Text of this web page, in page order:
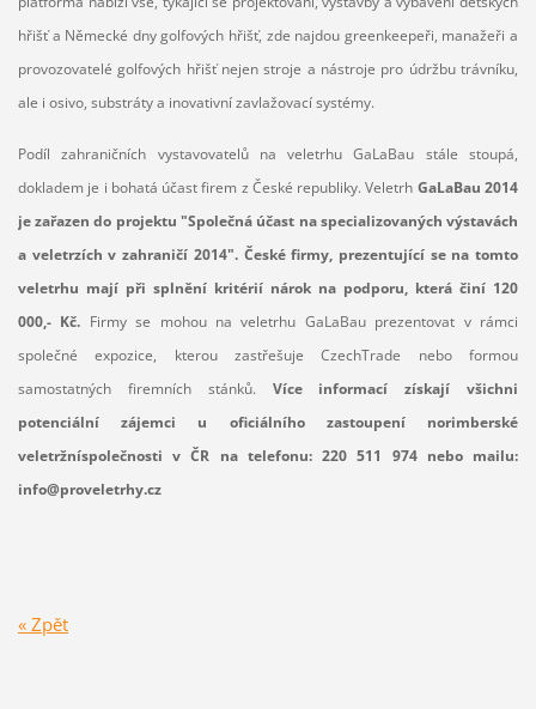
hřišť a Německé dny golfových hřišť, zde najdou greenkeepeři, manažeři a
provozovatelé golfových hřišť nejen stroje a nástroje pro údržbu trávníku,
ale i osivo, substráty a inovativní zavlažovací systémy.
Podíl zahraničních vystavovatelů na veletrhu GaLaBau stále stoupá,
dokladem je i bohatá účast firem z České republiky. Veletrh GaLaBau 2014
je zařazen do projektu "Společná účast na specializovaných výstavách
a veletrzích v zahraničí 2014". České firmy, prezentující se na tomto
veletrhu mají při splnění kritérií nárok na podporu, která činí 120
000,- Kč. Firmy se mohou na veletrhu GaLaBau prezentovat v rámci
společné expozice, kterou zastřešuje CzechTrade nebo formou
samostatných firemních stánků. Více informací získají všichni
potenciální zájemci u oficiálního zastoupení norimberské
veletržníspolečnosti v ČR na telefonu: 220 511 974 nebo mailu:
info@proveletrhy.cz
« Zpět